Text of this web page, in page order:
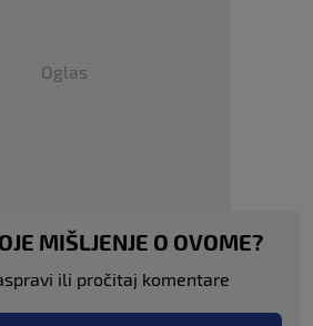
Oglas
MIŠLJENJE O OVOME?
ili pročitaj komentare